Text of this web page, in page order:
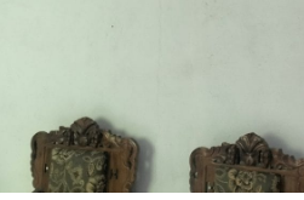
Ucapan
Selamat Atas
Pelatikan
Selamat Atas
Pelatikan